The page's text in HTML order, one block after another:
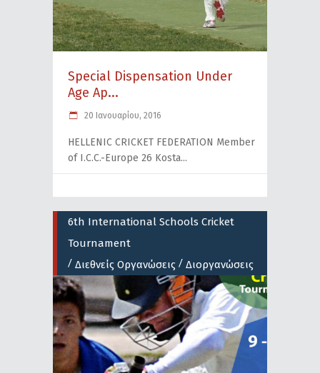
Special Dispensation Under
Age Ap...
20 Ιανουαρίου, 2016
HELLENIC CRICKET FEDERATION Member
of I.C.C.-Europe 26 Kosta
6th International Schools Cricket
Tournament
/ Διεθνείς Οργανώσεις / Διοργανώσεις